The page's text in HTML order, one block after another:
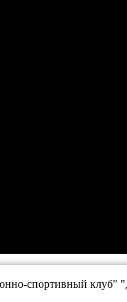
спортивный